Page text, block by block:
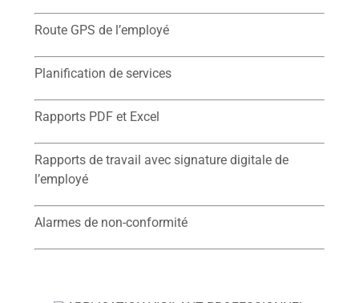
Route GPS de l’employé
Planification de services
Rapports PDF et Excel
Rapports de travail avec signature digitale de
l’employé
Alarmes de non-conformité